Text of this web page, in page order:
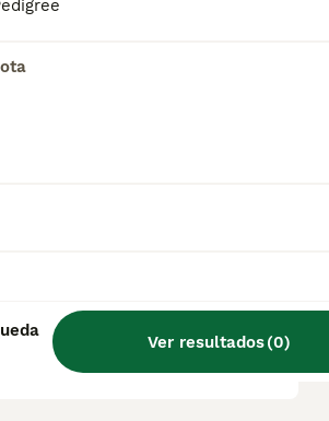
Ver resultados(0)
de campo una
los 5 tipos de
la raza de spaniel